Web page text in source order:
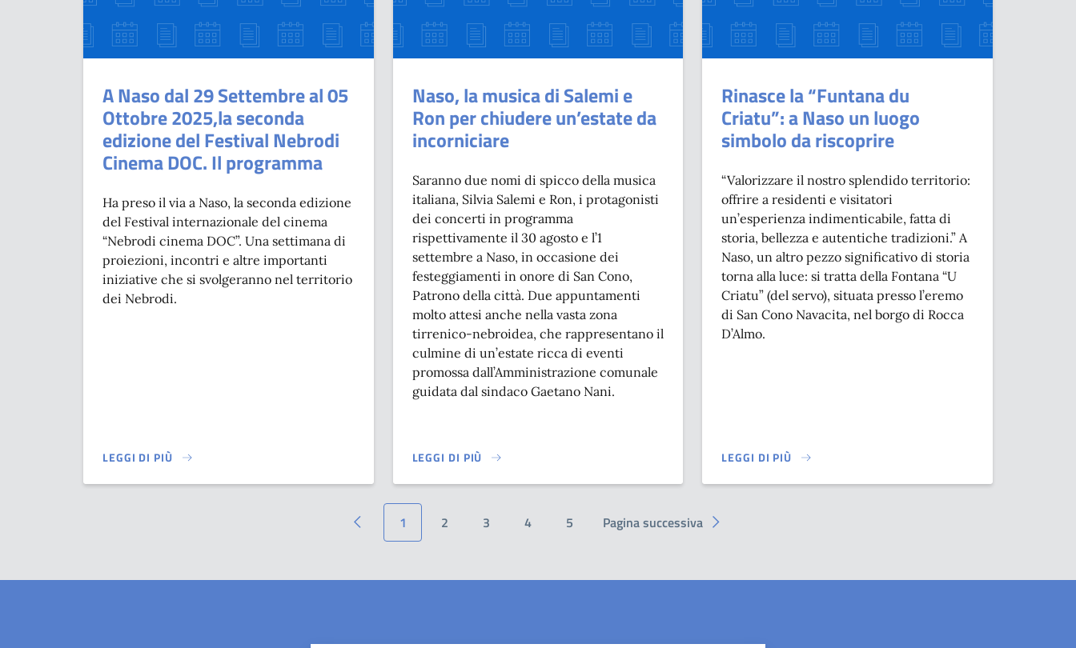
A Naso dal 29 Settembre al 05
Ottobre 2025,la seconda
edizione del Festival Nebrodi
Cinema DOC. Il programma
Ha preso il via a Naso, la seconda edizione
del Festival internazionale del cinema
“Nebrodi cinema DOC”. Una settimana di
proiezioni, incontri e altre importanti
iniziative che si svolgeranno nel territorio
dei Nebrodi.
LEGGI DI PIÙ
SU A NASO DAL 29 SETTEMBRE AL 05 OTTOBRE 2025,LA SECONDA EDIZIONE DEL FESTIVAL NEBRODI CINEMA DOC. IL PROGRAMMA
Naso, la musica di Salemi e
Ron per chiudere un’estate da
incorniciare
Saranno due nomi di spicco della musica
italiana, Silvia Salemi e Ron, i protagonisti
dei concerti in programma
rispettivamente il 30 agosto e l’1
settembre a Naso, in occasione dei
festeggiamenti in onore di San Cono,
Patrono della città. Due appuntamenti
molto attesi anche nella vasta zona
tirrenico-nebroidea, che rappresentano il
culmine di un’estate ricca di eventi
promossa dall’Amministrazione comunale
guidata dal sindaco Gaetano Nani.
LEGGI DI PIÙ
SU NASO, LA MUSICA DI SALEMI E RON PER CHIUDERE UN’ESTATE DA INCORNICIARE
Rinasce la “Funtana du
Criatu”: a Naso un luogo
simbolo da riscoprire
“Valorizzare il nostro splendido territorio:
offrire a residenti e visitatori
un’esperienza indimenticabile, fatta di
storia, bellezza e autentiche tradizioni.” A
Naso, un altro pezzo significativo di storia
torna alla luce: si tratta della Fontana “U
Criatu” (del servo), situata presso l’eremo
di San Cono Navacita, nel borgo di Rocca
D’Almo.
LEGGI DI PIÙ
SU RINASCE LA “FUNTANA DU CRIATU”: A NASO UN LUOGO
1 2 3 4 5 Pagina successiva